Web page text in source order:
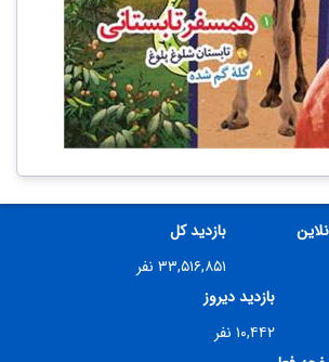
بازدید کل
۳۳,۵۱۶,۸۵۱ نفر
بازدید دیروز
۱۰,۴۴۲ نفر